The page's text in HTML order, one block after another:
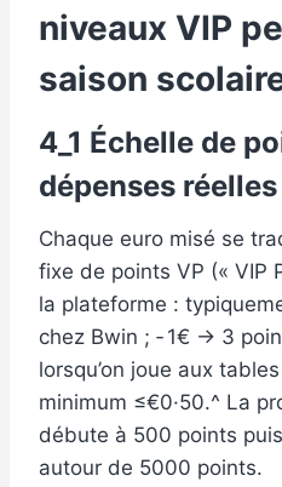
niveaux VIP
saison
4_1 Échelle de
dépenses réelles
Chaque euro misé se
fixe de points VP (« VIP
la plateforme :
chez Bwin ; ‑ 1€ → 3
lorsqu’on joue aux
minimum ≤€0·50.^ La
débute à 500 points
autour de 5000 points.